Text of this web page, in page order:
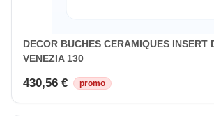
DECOR BUCHES CERAMIQUES INSERT
VENEZIA 130
430,56 € promo